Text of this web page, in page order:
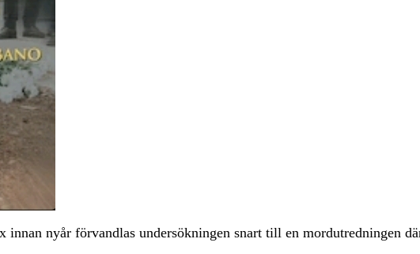
nyår förvandlas undersökningen snart till en mordutredningen